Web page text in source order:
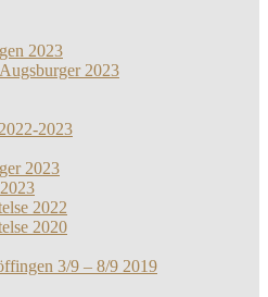
2023
2023
2023
2023
2022
2020
3/9 – 8/9 2019